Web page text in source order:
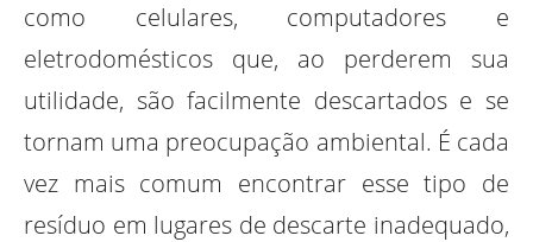
como celulares, computadores e
eletrodomésticos que, ao perderem sua
utilidade, são facilmente descartados e se
tornam uma preocupação ambiental. É cada
vez mais comum encontrar esse tipo de
resíduo em lugares de descarte inadequado,